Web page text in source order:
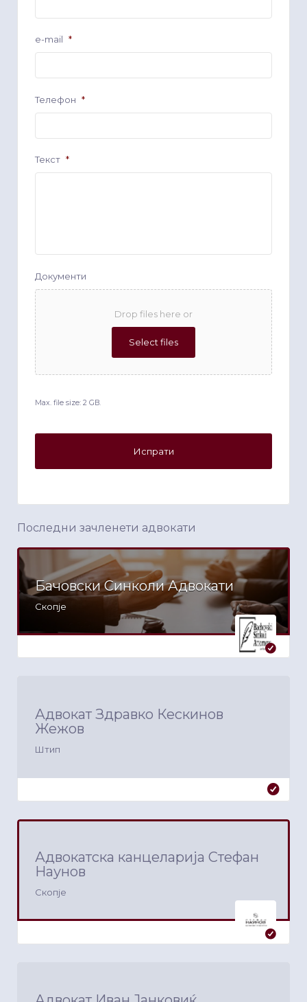
e-mail *
Телефон *
Текст *
Документи
Drop files here or
Select files
Max. file size: 2 GB.
Последни зачленети адвокати
Бачовски Синколи Адвокати
Скопје
Адвокат Здравко Кескинов
Жежов
Штип
Адвокатска канцеларија Стефан
Наунов
Скопје